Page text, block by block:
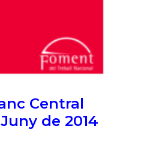
Central
de 2014